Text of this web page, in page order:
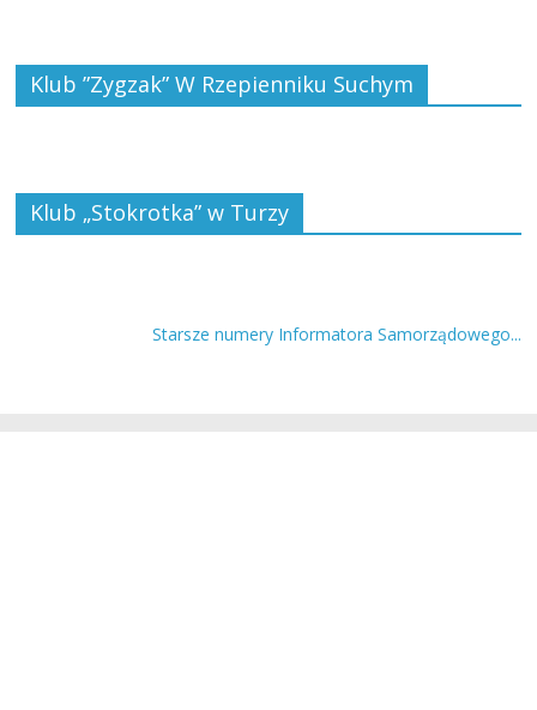
Klub ”Zygzak” W Rzepienniku Suchym
Klub „Stokrotka” w Turzy
Starsze numery Informatora Samorządowego...